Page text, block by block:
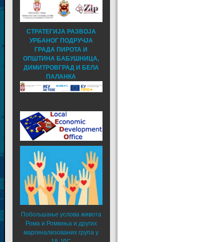
СТРАТЕГИЈА РАЗВОЈА
УРБАНОГ ПОДРУЧЈА
ГРАДА ПИРОТА И
ОПШТИНА БАБУШНИЦА,
ДИМИТРОВГРАД И БЕЛА
ПАЛАНКА
Побољшање услова живота
Рома и Ромкиња и других
маргинализованих група у